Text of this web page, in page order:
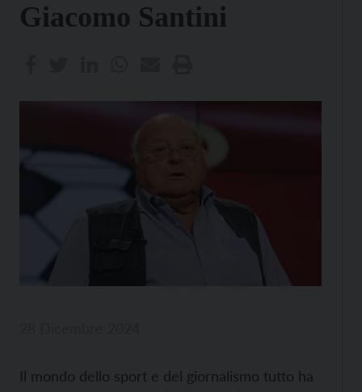
Giacomo Santini
Il mondo dello sport e del giornalismo tutto ha